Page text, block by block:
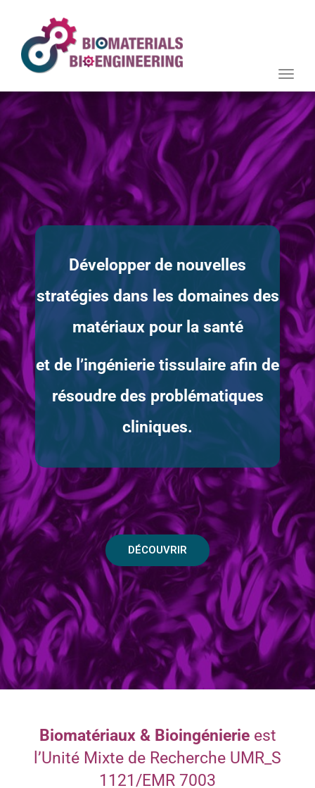
Toggle
Développer de nouvelles
stratégies dans les domaines des
matériaux pour la santé
et de l’ingénierie tissulaire afin de
résoudre des problématiques
cliniques.
DÉCOUVRIR
Biomatériaux & Bioingénierieest
l’Unité Mixte de Recherche UMR_S
1121/EMR 7003